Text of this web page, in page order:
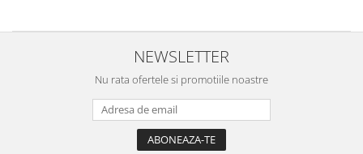
NEWSLETTER
Nu rata ofertele si promotiile noastre